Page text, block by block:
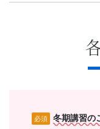
必須
冬期講習の